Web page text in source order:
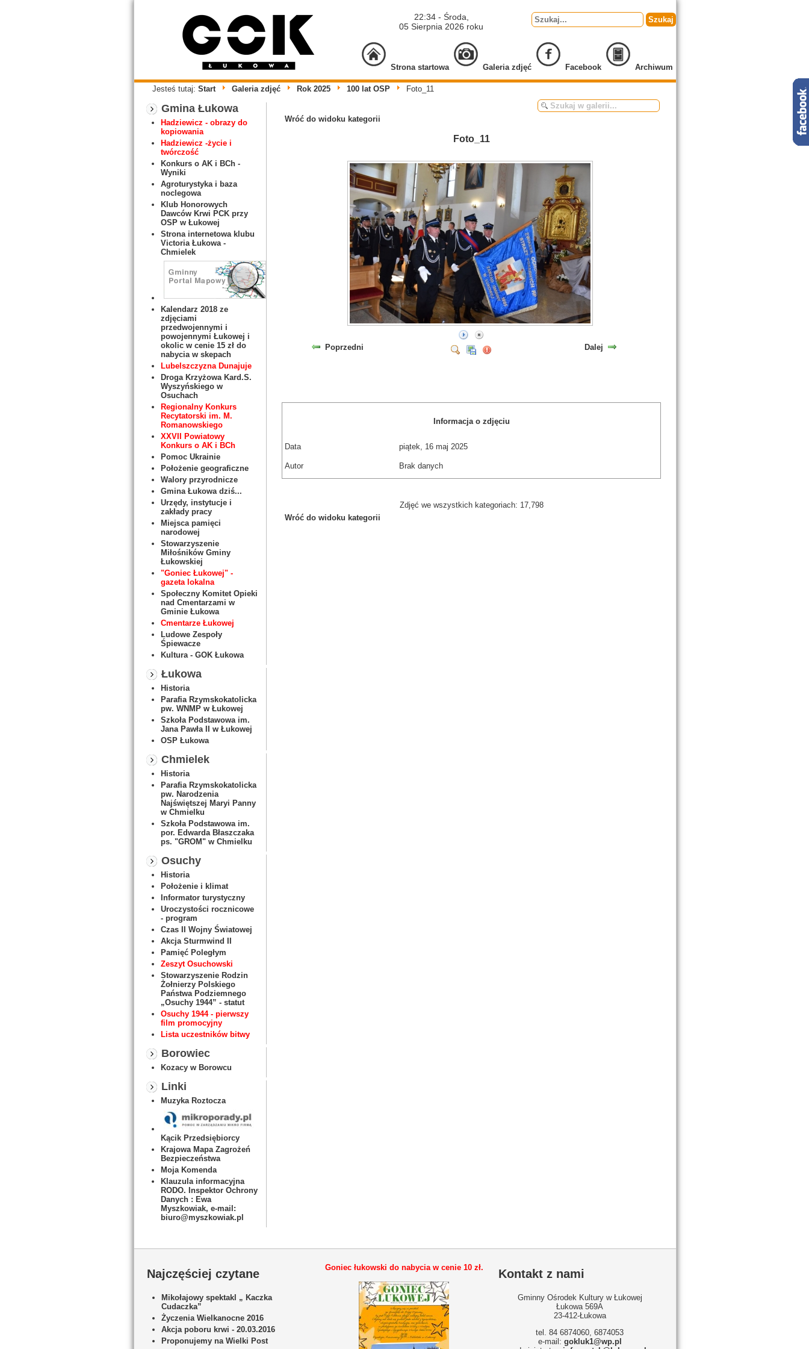
22:34 - Środa,
05 Sierpnia 2026 roku
Szukaj
Archiwum
Facebook
Galeria zdjęć
Strona startowa
Jesteś tutaj: Start Galeria zdjęć Rok 2025 100 lat OSP Foto_11
Gmina Łukowa
Hadziewicz - obrazy do
kopiowania
Hadziewicz -życie i
twórczość
Konkurs o AK i BCh -
Wyniki
Agroturystyka i baza
noclegowa
Klub Honorowych
Dawców Krwi PCK przy
OSP w Łukowej
Strona internetowa klubu
Victoria Łukowa -
Chmielek
Kalendarz 2018 ze
zdjęciami
przedwojennymi i
powojennymi Łukowej i
okolic w cenie 15 zł do
nabycia w skepach
Lubelszczyzna Dunajuje
Droga Krzyżowa Kard.S.
Wyszyńskiego w
Osuchach
Regionalny Konkurs
Recytatorski im. M.
Romanowskiego
XXVII Powiatowy
Konkurs o AK i BCh
Pomoc Ukrainie
Położenie geograficzne
Walory przyrodnicze
Gmina Łukowa dziś...
Urzędy, instytucje i
zakłady pracy
Miejsca pamięci
narodowej
Stowarzyszenie
Miłośników Gminy
Łukowskiej
"Goniec Łukowej" -
gazeta lokalna
Społeczny Komitet Opieki
nad Cmentarzami w
Gminie Łukowa
Cmentarze Łukowej
Ludowe Zespoły
Śpiewacze
Kultura - GOK Łukowa
Łukowa
Historia
Parafia Rzymskokatolicka
pw. WNMP w Łukowej
Szkoła Podstawowa im.
Jana Pawła II w Łukowej
OSP Łukowa
Chmielek
Historia
Parafia Rzymskokatolicka
pw. Narodzenia
Najświętszej Maryi Panny
w Chmielku
Szkoła Podstawowa im.
por. Edwarda Błaszczaka
ps. "GROM" w Chmielku
Osuchy
Historia
Położenie i klimat
Informator turystyczny
Uroczystości rocznicowe
- program
Czas II Wojny Światowej
Akcja Sturmwind II
Pamięć Poległym
Zeszyt Osuchowski
Stowarzyszenie Rodzin
Żołnierzy Polskiego
Państwa Podziemnego
„Osuchy 1944” - statut
Osuchy 1944 - pierwszy
film promocyjny
Lista uczestników bitwy
Borowiec
Kozacy w Borowcu
Linki
Muzyka Roztocza
Kącik Przedsiębiorcy
Krajowa Mapa Zagrożeń
Bezpieczeństwa
Moja Komenda
Klauzula informacyjna
RODO. Inspektor Ochrony
Danych : Ewa
Myszkowiak, e-mail:
biuro@myszkowiak.pl
Wróć do widoku kategorii
Foto_11
Poprzedni Dalej
Informacja o zdjęciu
Data piątek, 16 maj 2025
Autor Brak danych
Zdjęć we wszystkich kategoriach: 17,798
Wróć do widoku kategorii
Najczęściej czytane
Mikołajowy spektakl „ Kaczka
Cudaczka”
Życzenia Wielkanocne 2016
Akcja poboru krwi - 20.03.2016
Proponujemy na Wielki Post
Goniec łukowski do nabycia w cenie 10 zł. Kontakt z nami
Gminny Ośrodek Kultury w Łukowej
Łukowa 569A
23-412-Łukowa
tel. 84 6874060, 6874053
e-mail: gokluk1@wp.pl